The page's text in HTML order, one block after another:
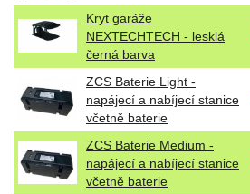
Kryt garáže
NEXTECHTECH - lesklá
černá barva
ZCS Baterie Light -
napájecí a nabíjecí stanice
včetně baterie
ZCS Baterie Medium -
napájecí a nabíjecí stanice
včetně baterie